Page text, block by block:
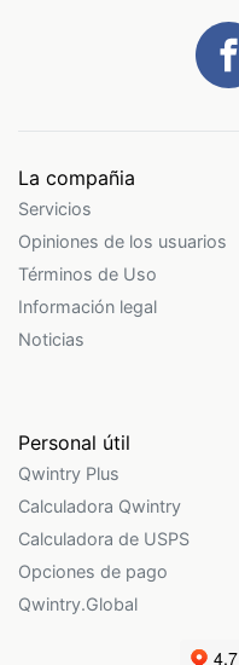
La compañia
Servicios
Opiniones de los usuarios
Términos de Uso
Información legal
Noticias
Personal útil
Qwintry Plus
Calculadora Qwintry
Calculadora de USPS
Opciones de pago
Qwintry.Global